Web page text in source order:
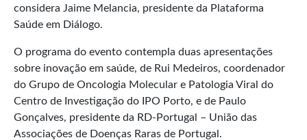
considera Jaime Melancia, presidente da Plataforma
Saúde em Diálogo.
O programa do evento contempla duas apresentações
sobre inovação em saúde, de Rui Medeiros, coordenador
do Grupo de Oncologia Molecular e Patologia Viral do
Centro de Investigação do IPO Porto, e de Paulo
Gonçalves, presidente da RD-Portugal – União das
Associações de Doenças Raras de Portugal.